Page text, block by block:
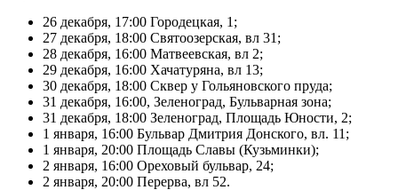
26 декабря, 17:00 Городецкая, 1;
27 декабря, 18:00 Святоозерская, вл 31;
28 декабря, 16:00 Матвеевская, вл 2;
29 декабря, 16:00 Хачатуряна, вл 13;
30 декабря, 18:00 Сквер у Гольяновского пруда;
31 декабря, 16:00, Зеленоград, Бульварная зона;
31 декабря, 18:00 Зеленоград, Площадь Юности, 2;
1 января, 16:00 Бульвар Дмитрия Донского, вл. 11;
1 января, 20:00 Площадь Славы (Кузьминки);
2 января, 16:00 Ореховый бульвар, 24;
2 января, 20:00 Перерва, вл 52.